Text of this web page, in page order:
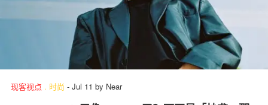
现客视点 . 时尚 - Jul 11 by Near